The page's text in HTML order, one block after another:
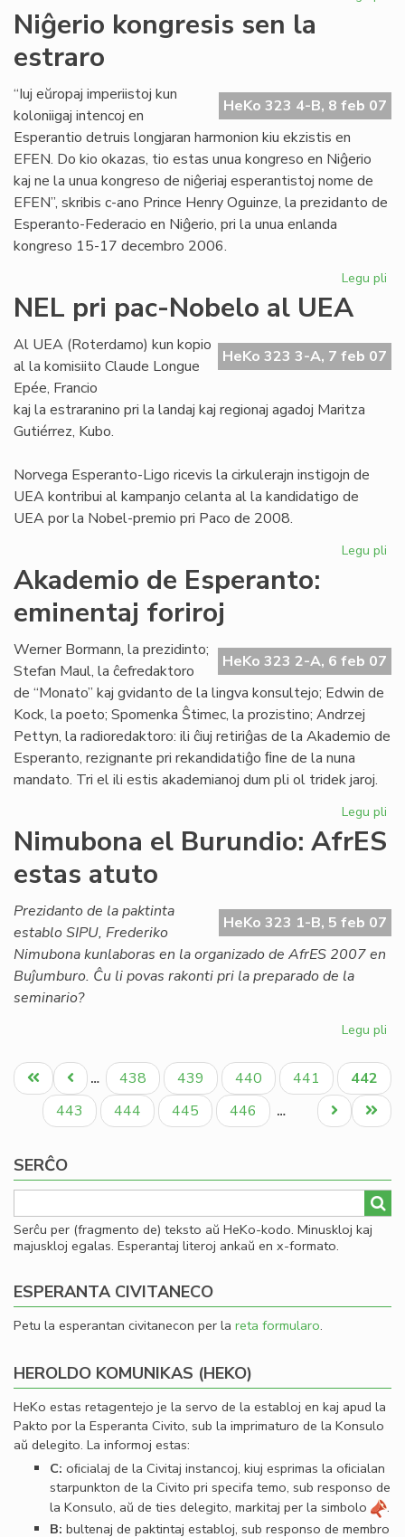
aŭ
Niĝerio kongresis sen la
estraro
HeKo 323 4-B, 8 feb 07
“Iuj eŭropaj imperiistoj kun
koloniigaj intencoj en
Esperantio detruis longjaran harmonion kiu ekzistis en
EFEN. Do kio okazas, tio estas unua kongreso en Niĝerio
kaj ne la unua kongreso de niĝeriaj esperantistoj nome de
EFEN”, skribis c-ano Prince Henry Oguinze, la prezidanto de
Esperanto-Federacio en Niĝerio, pri la unua enlanda
kongreso 15-17 decembro 2006.
Legu pli
NEL pri pac-Nobelo al UEA
HeKo 323 3-A, 7 feb 07
Al UEA (Roterdamo) kun kopio
al la komisiito Claude Longue
Epée, Francio
kaj la estraranino pri la landaj kaj regionaj agadoj Maritza
Gutiérrez, Kubo.
Norvega Esperanto-Ligo ricevis la cirkulerajn instigojn de
UEA kontribui al kampanjo celanta al la kandidatigo de
UEA por la Nobel-premio pri Paco de 2008.
Legu pli
al
Akademio de Esperanto:
eminentaj foriroj
HeKo 323 2-A, 6 feb 07
Werner Bormann, la prezidinto;
Stefan Maul, la ĉefredaktoro
de “Monato” kaj gvidanto de la lingva konsultejo; Edwin de
Kock, la poeto; Spomenka Ŝtimec, la prozistino; Andrzej
Pettyn, la radioredaktoro: ili ĉiuj retiriĝas de la Akademio de
Esperanto, rezignante pri rekandidatiĝo ﬁne de la nuna
mandato. Tri el ili estis akademianoj dum pli ol tridek jaroj.
Legu pli
Nimubona el Burundio: AfrES
estas atuto
HeKo 323 1-B, 5 feb 07
Prezidanto de la paktinta
establo SIPU, Frederiko
Nimubona kunlaboras en la organizado de AfrES 2007 en
Buĵumburo. Ĉu li povas rakonti pri la preparado de la
seminario?
Legu pli
el
Pagination
Unua
paĝo
Antaŭa
paĝo
… Paĝo
438 Paĝo
439 Paĝo
440 Paĝo
441
Aktuala
paĝo
442
Paĝo
443 Paĝo
444 Paĝo
445 Paĝo
446 …
Last
page
Next
page
SERĈO
Serĉu per (fragmento de) teksto aŭ HeKo-kodo. Minuskloj kaj
majuskloj egalas. Esperantaj literoj ankaŭ en x-formato.
ESPERANTA CIVITANECO
Petu la esperantan civitanecon per la reta formularo.
HEROLDO KOMUNIKAS (HEKO)
HeKo estas retagentejo je la servo de la establoj en kaj apud la
Pakto por la Esperanta Civito, sub la imprimaturo de la Konsulo
aŭ delegito. La informoj estas:
C: oﬁcialaj de la Civitaj instancoj, kiuj esprimas la oﬁcialan
starpunkton de la Civito pri specifa temo, sub responso de
la Konsulo, aŭ de ties delegito, markitaj per la simbolo
.
B: bultenaj de paktintaj establoj, sub responso de membro